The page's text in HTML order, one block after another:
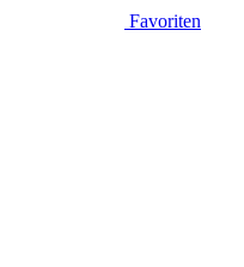
Favoriten